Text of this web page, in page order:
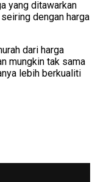
yang ditawarkan
dengan harga
dari harga
mungkin tak sama
lebih berkualiti